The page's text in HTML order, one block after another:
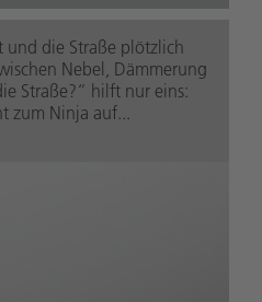
und die Straße plötzlich
Nebel, Dämmerung
Straße?“ hilft nur eins:
zum Ninja auf...